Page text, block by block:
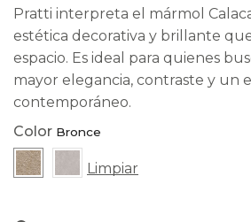
Pratti interpreta el mármol
estética decorativa y brillante
espacio. Es ideal para quienes
mayor elegancia, contraste y un
contemporáneo.
Color
Limpiar